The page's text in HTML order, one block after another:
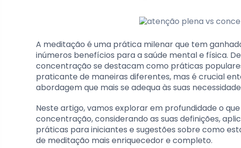
A meditação é uma prática milenar que tem
inúmeros benefícios para a saúde mental e física.
concentração se destacam como práticas
praticante de maneiras diferentes, mas é crucial
abordagem que mais se adequa às suas
Neste artigo, vamos explorar em profundidade o
concentração, considerando as suas definições,
práticas para iniciantes e sugestões sobre como
de meditação mais enriquecedor e completo.